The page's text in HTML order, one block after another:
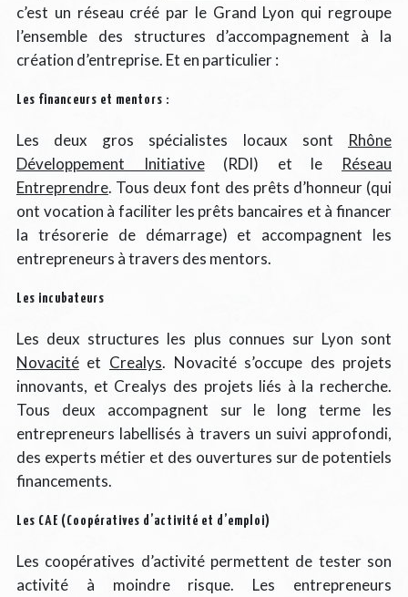
c’est un réseau créé par le Grand Lyon qui regroupe
l’ensemble des structures d’accompagnement à la
création d’entreprise. Et en particulier :
Les financeurs et mentors :
Les deux gros spécialistes locaux sont Rhône
Développement Initiative(RDI) et le Réseau
Entreprendre. Tous deux font des prêts d’honneur (qui
ont vocation à faciliter les prêts bancaires et à financer
la trésorerie de démarrage) et accompagnent les
entrepreneurs à travers des mentors.
Les incubateurs
Les deux structures les plus connues sur Lyon sont
Novacitéet Crealys. Novacité s’occupe des projets
innovants, et Crealys des projets liés à la recherche.
Tous deux accompagnent sur le long terme les
entrepreneurs labellisés à travers un suivi approfondi,
des experts métier et des ouvertures sur de potentiels
financements.
Les CAE (Coopératives d’activité et d’emploi)
Les coopératives d’activité permettent de tester son
activité à moindre risque. Les entrepreneurs